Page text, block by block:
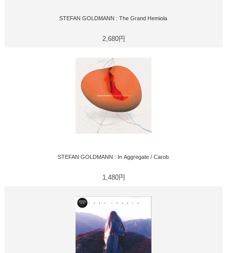
STEFAN GOLDMANN : The Grand Hemiola
2,680円
STEFAN GOLDMANN : In Aggregate / Carob
1,480円